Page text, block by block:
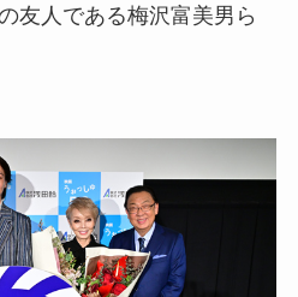
友人である梅沢富美男ら